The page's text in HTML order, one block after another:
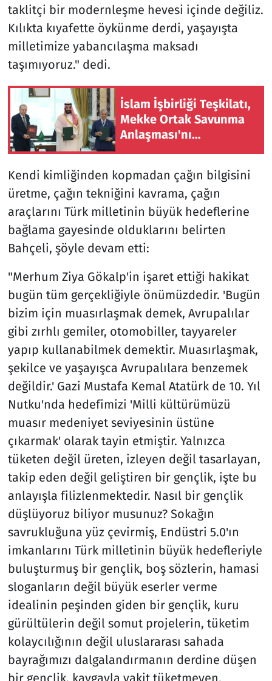
taklitçi bir modernleşme hevesi içinde değiliz.
Kılıkta kıyafette öykünme derdi, yaşayışta
milletimize yabancılaşma maksadı
taşımıyoruz." dedi.
İslam İşbirliği Teşkilatı,
Mekke Ortak Savunma
Anlaşması'nı
Kendi kimliğinden kopmadan çağın bilgisini
üretme, çağın tekniğini kavrama, çağın
araçlarını Türk milletinin büyük hedeflerine
bağlama gayesinde olduklarını belirten
Bahçeli, şöyle devam etti:
"Merhum Ziya Gökalp'in işaret ettiği hakikat
bugün tüm gerçekliğiyle önümüzdedir. 'Bugün
bizim için muasırlaşmak demek, Avrupalılar
gibi zırhlı gemiler, otomobiller, tayyareler
yapıp kullanabilmek demektir. Muasırlaşmak,
şekilce ve yaşayışca Avrupalılara benzemek
değildir.' Gazi Mustafa Kemal Atatürk de 10. Yıl
Nutku'nda hedefimizi 'Milli kültürümüzü
muasır medeniyet seviyesinin üstüne
çıkarmak' olarak tayin etmiştir. Yalnızca
tüketen değil üreten, izleyen değil tasarlayan,
takip eden değil geliştiren bir gençlik, işte bu
anlayışla filizlenmektedir. Nasıl bir gençlik
düşlüyoruz biliyor musunuz? Sokağın
savrukluğuna yüz çevirmiş, Endüstri 5.0'ın
imkanlarını Türk milletinin büyük hedefleriyle
buluşturmuş bir gençlik, boş sözlerin, hamasi
sloganların değil büyük eserler verme
idealinin peşinden giden bir gençlik, kuru
gürültülerin değil somut projelerin, tüketim
kolaycılığının değil uluslararası sahada
bayrağımızı dalgalandırmanın derdine düşen
bir gençlik, kavgayla vakit tüketmeyen,